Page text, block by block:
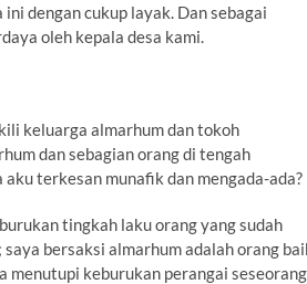
dengan cukup layak. Dan sebagai
oleh kepala desa kami.
keluarga almarhum dan tokoh
dan sebagian orang di tengah
terkesan munafik dan mengada-ada?
tingkah laku orang yang sudah
bersaksi almarhum adalah orang
menutupi keburukan perangai seseorang